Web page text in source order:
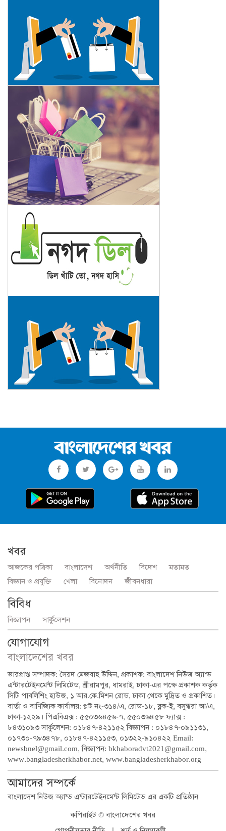
খবর
আজকের পত্রিকা বাংলাদেশ অর্থনীতি বিদেশ
মতামত
বিজ্ঞান ও প্রযুক্তি
খেলা বিনোদন জীবনধারা
বিবিধ
বিজ্ঞাপন সার্কুলেশন
যোগাযোগ
বাংলাদেশের খবর
ভারপ্রাপ্ত সম্পাদক: সৈয়দ মেজবাহ উদ্দিন, প্রকাশক: বাংলাদেশ নিউজ অ্যান্ড
এন্টারটেইনমেন্ট লিমিটেড, শ্রীরামপুর, ধামরাই, ঢাকা-এর পক্ষে প্রকাশক কর্তৃক
সিটি পাবলিশিং হাউজ, ১ আর.কে.মিশন রোড, ঢাকা থেকে মুদ্রিত ও প্রকাশিত।
বার্তা ও বাণিজ্যিক কার্যালয়: প্লট নং-৩১৪/এ, রোড-১৮, ব্লক-ই, বসুন্ধরা আ/এ,
ঢাকা-১২২৯। পিএবিএক্স : ৫৫০৩৬৪৫৬-৭, ৫৫০৩৬৪৫৮ ফ্যাক্স :
৮৪৩১০৯৩ সার্কুলেশন: ০১৮৪৭-৪২১১৫২ বিজ্ঞাপন : ০১৮৪৭-০৯১১৩১,
০১৭৩০-৭৯৩৪৭৮, ০১৮৪৭-৪২১১৫৩, ০১৩২২-৯১০৪২২ Email:
newsbnel@gmail.com, বিজ্ঞাপন: bkhaboradvt2021@gmail.com,
www.bangladesherkhabor.net, www.bangladesherkhabor.org
আমাদের সম্পর্কে
বাংলাদেশ নিউজ অ্যান্ড এন্টারটেইনমেন্ট লিমিটেড এর একটি প্রতিষ্ঠান
কপিরাইট © বাংলাদেশের খবর